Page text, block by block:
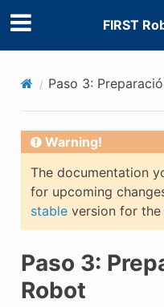
FIRST
Paso 3:
Warning!
The documentation
for upcoming
stableversion for the
Paso 3:
Robot